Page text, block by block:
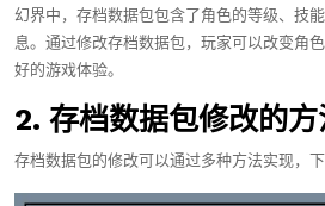
幻界中，存档数据包包含了角色的等级、技
息。通过修改存档数据包，玩家可以改变角
好的游戏体验。
2. 存档数据包修改的方
存档数据包的修改可以通过多种方法实现，